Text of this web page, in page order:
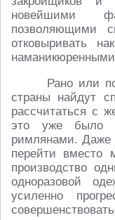
новейшими
позволяющими
отковыривать
Рано или
страны найдут
рассчитаться с
это уже было
римлянами. Даже
перейти вместо
производство
одноразовой
усиленно